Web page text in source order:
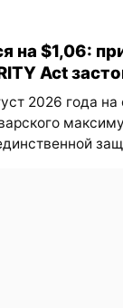
на $1,06:
Act
2026 года на